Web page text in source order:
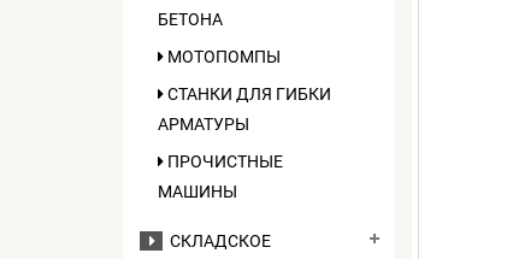
БЕТОНА
МОТОПОМПЫ
СТАНКИ ДЛЯ ГИБКИ
АРМАТУРЫ
ПРОЧИСТНЫЕ
МАШИНЫ
СКЛАДСКОЕ